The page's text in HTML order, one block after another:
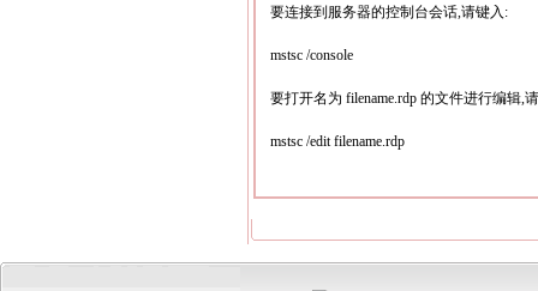
要连接到服务器的控制台会话,请键入:
mstsc /console
要打开名为 filename.rdp 的文件进行编辑,
mstsc /edit filename.rdp